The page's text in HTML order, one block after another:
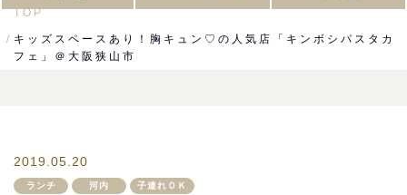
TOP
キッズスペースあり！胸キュン♡の人気店「キンボシパスタカ
フェ」＠大阪狭山市
2019.05.20
ランチ 河内 子連れＯＫ